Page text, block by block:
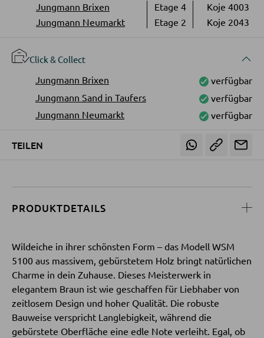
WOHNWÄNDE
Vitrinenschränke
TV-MÖBEL
SESSEL
Polstersessel
Relaxsessel
Ohrensessel
Jungmann Brixen Etage 4
Koje 4003
Jungmann Neumarkt
Etage 2 Koje 2043
Click & Collect
Jungmann Brixen
verfügbar
Jungmann Sand in Taufers
verfügbar
Jungmann Neumarkt
verfügbar
TEILEN
PRODUKTDETAILS
Wildeiche in ihrer schönsten Form – das Modell WSM
5100 aus massivem, gebürstetem Holz bringt natürlichen
Charme in dein Zuhause. Dieses Meisterwerk in
elegantem Braun ist wie geschaffen für Liebhaber von
zeitlosem Design und hoher Qualität. Die robuste
Bauweise verspricht Langlebigkeit, während die
gebürstete Oberfläche eine edle Note verleiht. Egal, ob